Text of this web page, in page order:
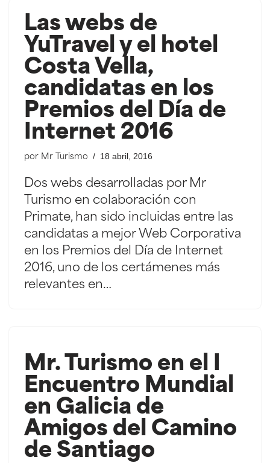
Las webs de
YuTravel y el hotel
Costa Vella,
candidatas en los
Premios del Día de
Internet 2016
por Mr Turismo 18 abril, 2016
Dos webs desarrolladas por Mr
Turismo en colaboración con
Primate, han sido incluidas entre las
candidatas a mejor Web Corporativa
en los Premios del Día de Internet
2016, uno de los certámenes más
relevantes en…
Mr. Turismo en el I
Encuentro Mundial
en Galicia de
Amigos del Camino
de Santiago